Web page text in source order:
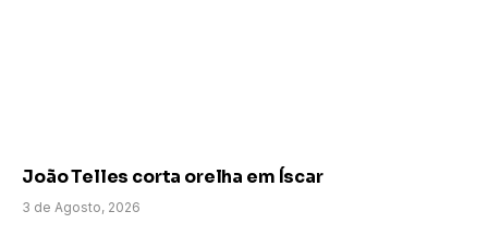
João Telles corta orelha em Íscar
3 de Agosto, 2026